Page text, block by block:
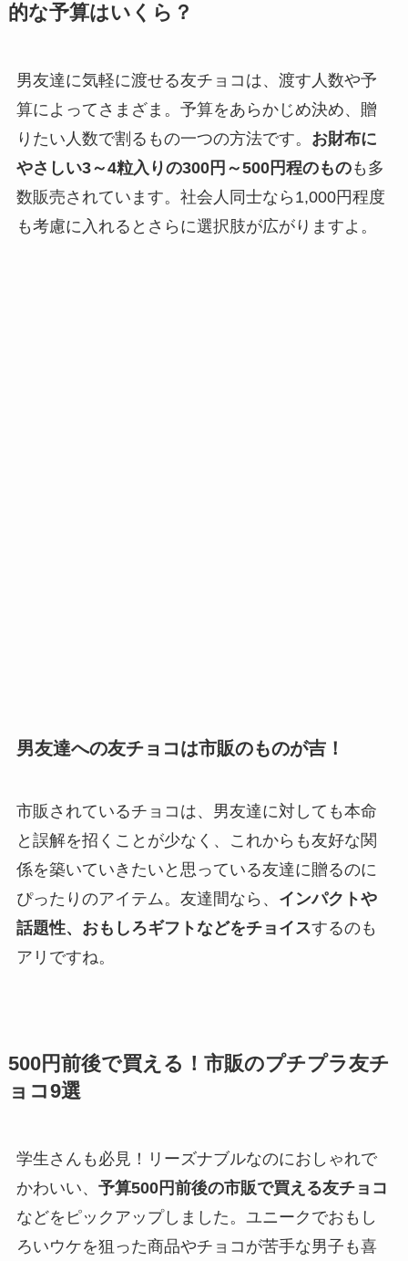
的な予算はいくら？
男友達に気軽に渡せる友チョコは、渡す人数や予
算によってさまざま。予算をあらかじめ決め、贈
りたい人数で割るもの一つの方法です。 お財布に
やさしい3～4粒入りの300円～500円程のものも多
数販売されています。社会人同士なら1,000円程度
も考慮に入れるとさらに選択肢が広がりますよ。
男友達への友チョコは市販のものが吉！
市販されているチョコは、男友達に対しても本命
と誤解を招くことが少なく、これからも友好な関
係を築いていきたいと思っている友達に贈るのに
ぴったりのアイテム。友達間なら、 インパクトや
話題性、おもしろギフトなどをチョイスするのも
アリですね。
500円前後で買える！市販のプチプラ友チ
ョコ9選
学生さんも必見！リーズナブルなのにおしゃれで
かわいい、 予算500円前後の市販で買える友チョコ
などをピックアップしました。ユニークでおもし
ろいウケを狙った商品やチョコが苦手な男子も喜